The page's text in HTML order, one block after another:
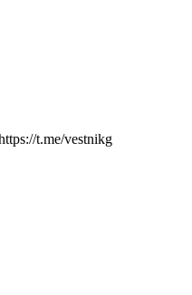
t.me/vestnikg